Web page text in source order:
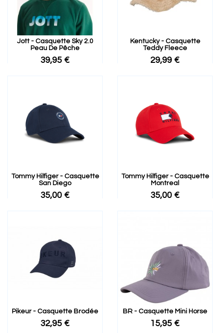
Jott - Casquette Sky 2.0
Peau De Pêche
39,95 €
Kentucky - Casquette
Teddy Fleece
29,99 €
Tommy Hilfiger - Casquette
San Diego
35,00 €
Tommy Hilfiger - Casquette
Montreal
35,00 €
Pikeur - Casquette Brodée
32,95 €
BR - Casquette Mini Horse
15,95 €